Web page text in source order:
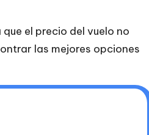
el precio del vuelo no
las mejores opciones